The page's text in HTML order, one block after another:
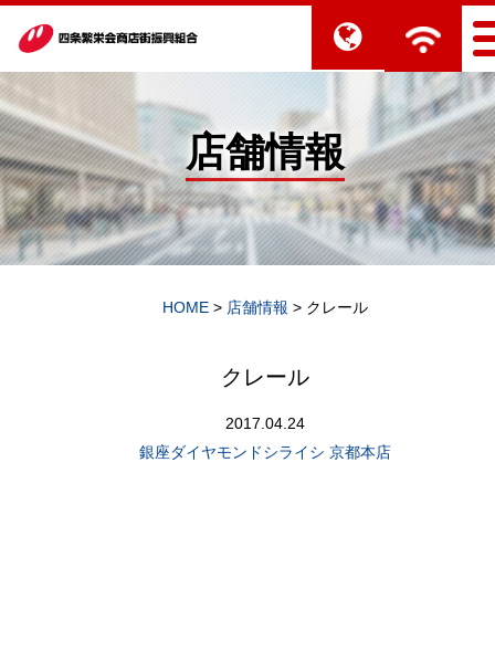
店舗情報
HOME > 店舗情報 > クレール
クレール
2017.04.24
銀座ダイヤモンドシライシ 京都本店